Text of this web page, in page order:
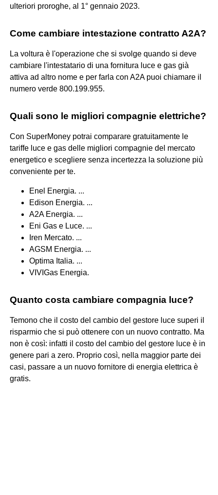
ulteriori proroghe, al 1° gennaio 2023.
Come cambiare intestazione contratto A2A?
La voltura è l'operazione che si svolge quando si deve
cambiare l'intestatario di una fornitura luce e gas già
attiva ad altro nome e per farla con A2A puoi chiamare il
numero verde 800.199.955.
Quali sono le migliori compagnie elettriche?
Con SuperMoney potrai comparare gratuitamente le
tariffe luce e gas delle migliori compagnie del mercato
energetico e scegliere senza incertezza la soluzione più
conveniente per te.
Enel Energia. ...
Edison Energia. ...
A2A Energia. ...
Eni Gas e Luce. ...
Iren Mercato. ...
AGSM Energia. ...
Optima Italia. ...
VIVIGas Energia.
Quanto costa cambiare compagnia luce?
Temono che il costo del cambio del gestore luce superi il
risparmio che si può ottenere con un nuovo contratto. Ma
non è così: infatti il costo del cambio del gestore luce è in
genere pari a zero. Proprio così, nella maggior parte dei
casi, passare a un nuovo fornitore di energia elettrica è
gratis.